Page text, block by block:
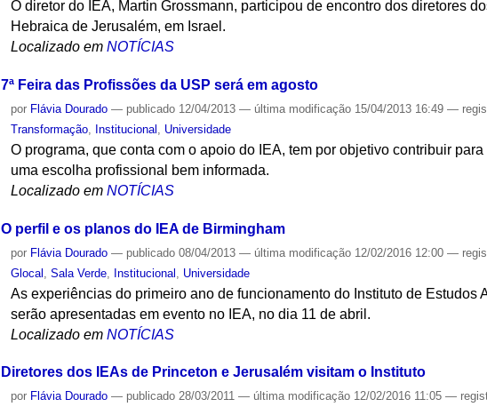
O diretor do IEA, Martin Grossmann, participou de encontro dos diretores
Hebraica de Jerusalém, em Israel.
Localizado em NOTÍCIAS
7ª Feira das Profissões da USP será em agosto
por Flávia Dourado — publicado 12/04/2013— última modificação 15/04/2013 16:49—
Transformação
Institucional Universidade
O programa, que conta com o apoio do IEA, tem por objetivo contribuir
uma escolha profissional bem informada.
Localizado em NOTÍCIAS
O perfil e os planos do IEA de Birmingham
por Flávia Dourado — publicado 08/04/2013— última modificação 12/02/2016 12:00—
Glocal ,Sala Verde Institucional Universidade
As experiências do primeiro ano de funcionamento do Instituto de
serão apresentadas em evento no IEA, no dia 11 de abril.
Localizado em NOTÍCIAS
Diretores dos IEAs de Princeton e Jerusalém visitam o Instituto
por Flávia Dourado — publicado 28/03/2011— última modificação 12/02/2016 11:05—